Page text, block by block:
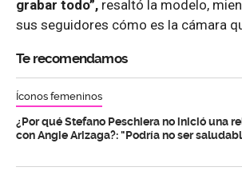
grabar todo”, resaltó la modelo,
sus seguidores cómo es la cámara
Te recomendamos
Íconos femeninos
¿Por qué Stefano Peschiera no inició una
con Angie Arizaga?: "Podría no ser